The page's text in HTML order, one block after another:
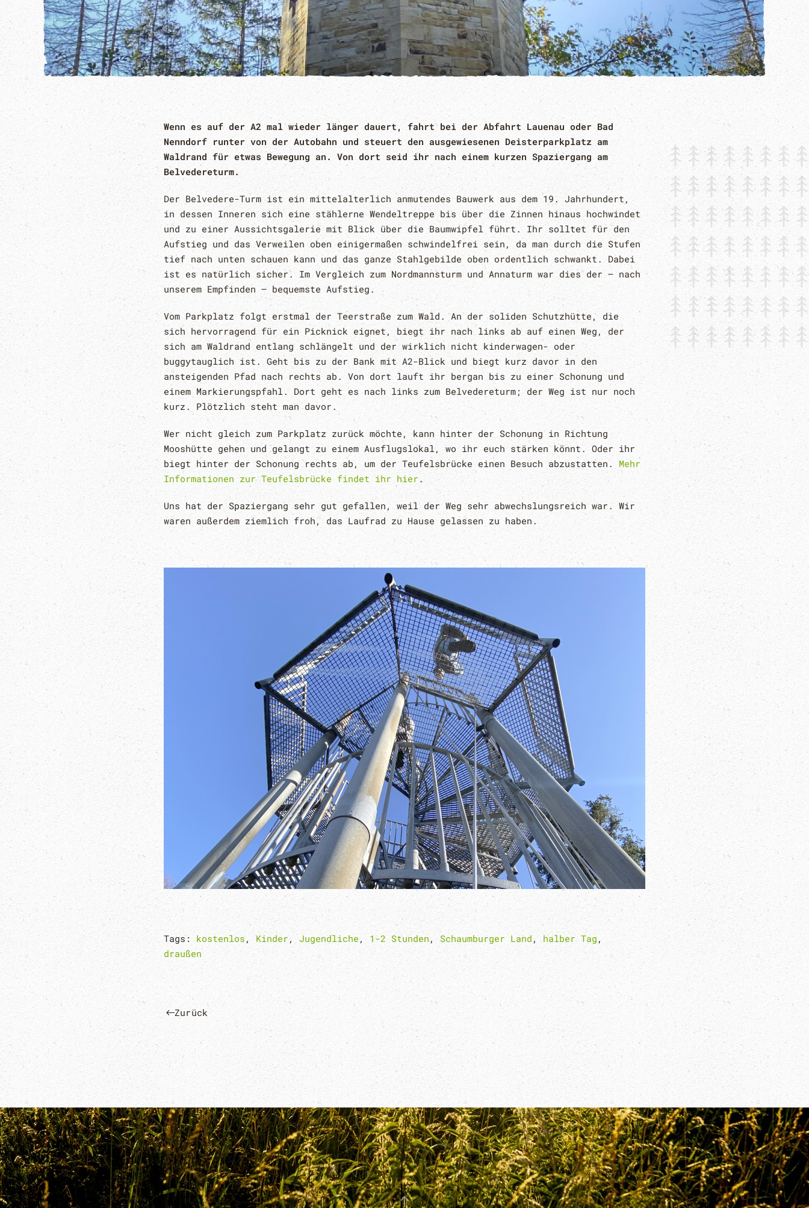
Wenn es auf der A2 mal wieder länger dauert, fahrt bei der Abfahrt Lauenau oder Bad
Nenndorf runter von der Autobahn und steuert den ausgewiesenen Deisterparkplatz am
Waldrand für etwas Bewegung an. Von dort seid ihr nach einem kurzen Spaziergang am
Belvedereturm.
Der Belvedere-Turm ist ein mittelalterlich anmutendes Bauwerk aus dem 19. Jahrhundert,
in dessen Inneren sich eine stählerne Wendeltreppe bis über die Zinnen hinaus hochwindet
und zu einer Aussichtsgalerie mit Blick über die Baumwipfel führt. Ihr solltet für den
Aufstieg und das Verweilen oben einigermaßen schwindelfrei sein, da man durch die Stufen
tief nach unten schauen kann und das ganze Stahlgebilde oben ordentlich schwankt. Dabei
ist es natürlich sicher. Im Vergleich zum Nordmannsturm und Annaturm war dies der – nach
unserem Empfinden – bequemste Aufstieg.
Vom Parkplatz folgt erstmal der Teerstraße zum Wald. An der soliden Schutzhütte, die
sich hervorragend für ein Picknick eignet, biegt ihr nach links ab auf einen Weg, der
sich am Waldrand entlang schlängelt und der wirklich nicht kinderwagen- oder
buggytauglich ist. Geht bis zu der Bank mit A2-Blick und biegt kurz davor in den
ansteigenden Pfad nach rechts ab. Von dort lauft ihr bergan bis zu einer Schonung und
einem Markierungspfahl. Dort geht es nach links zum Belvedereturm; der Weg ist nur noch
kurz. Plötzlich steht man davor.
Wer nicht gleich zum Parkplatz zurück möchte, kann hinter der Schonung in Richtung
Mooshütte gehen und gelangt zu einem Ausflugslokal, wo ihr euch stärken könnt. Oder ihr
biegt hinter der Schonung rechts ab, um der Teufelsbrücke einen Besuch abzustatten. Mehr
Informationen zur Teufelsbrücke findet ihr hier.
Uns hat der Spaziergang sehr gut gefallen, weil der Weg sehr abwechslungsreich war. Wir
waren außerdem ziemlich froh, das Laufrad zu Hause gelassen zu haben.
Tags:kostenlos,Kinder,Jugendliche , 1-2 Stunden, Schaumburger Land , halber Tag ,
draußen
Zurück